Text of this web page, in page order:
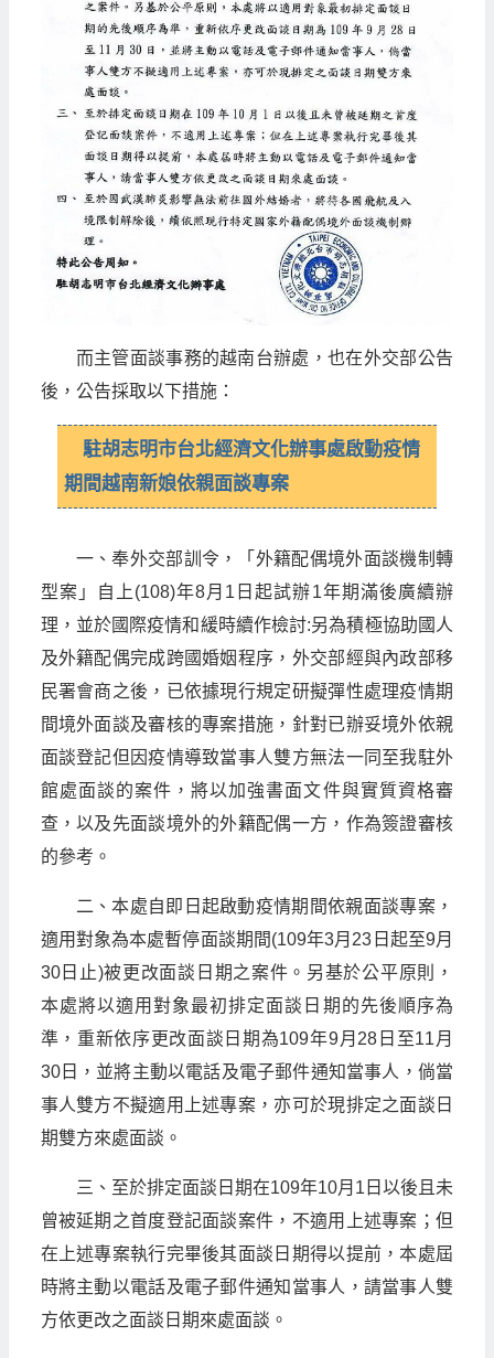
而主管面談事務的越南台辦處，也在外交部公告
後，公告採取以下措施：
駐胡志明市台北經濟文化辦事處啟動疫情
期間越南新娘依親面談專案
一、奉外交部訓令，「外籍配偶境外面談機制轉
型案」自上(108)年8月1日起試辦1年期滿後廣續辦
理，並於國際疫情和緩時續作檢討:另為積極協助國人
及外籍配偶完成跨國婚姻程序，外交部經與內政部移
民署會商之後，已依據現行規定研擬彈性處理疫情期
間境外面談及審核的專案措施，針對已辦妥境外依親
面談登記但因疫情導致當事人雙方無法一同至我駐外
館處面談的案件，將以加強書面文件與實質資格審
查，以及先面談境外的外籍配偶一方，作為簽證審核
的參考。
二、本處自即日起啟動疫情期間依親面談專案，
適用對象為本處暫停面談期間(109年3月23日起至9月
30日止)被更改面談日期之案件。另基於公平原則，
本處將以適用對象最初排定面談日期的先後順序為
準，重新依序更改面談日期為109年9月28日至11月
30日，並將主動以電話及電子郵件通知當事人，倘當
事人雙方不擬適用上述專案，亦可於現排定之面談日
期雙方來處面談。
三、至於排定面談日期在109年10月1日以後且未
曾被延期之首度登記面談案件，不適用上述專案；但
在上述專案執行完畢後其面談日期得以提前，本處屆
時將主動以電話及電子郵件通知當事人，請當事人雙
方依更改之面談日期來處面談。